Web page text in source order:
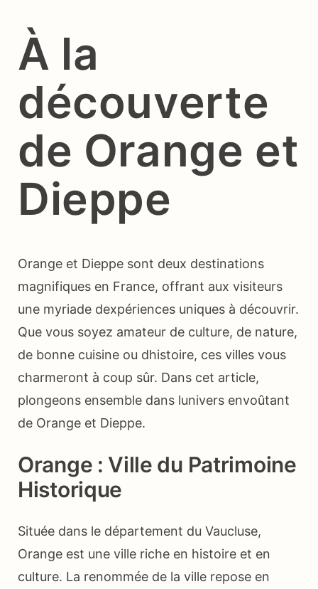
À la
découverte
de Orange et
Dieppe
Orange et Dieppe sont deux destinations
magnifiques en France, offrant aux visiteurs
une myriade dexpériences uniques à découvrir.
Que vous soyez amateur de culture, de nature,
de bonne cuisine ou dhistoire, ces villes vous
charmeront à coup sûr. Dans cet article,
plongeons ensemble dans lunivers envoûtant
de Orange et Dieppe.
Orange : Ville du Patrimoine
Historique
Située dans le département du Vaucluse,
Orange est une ville riche en histoire et en
culture. La renommée de la ville repose en